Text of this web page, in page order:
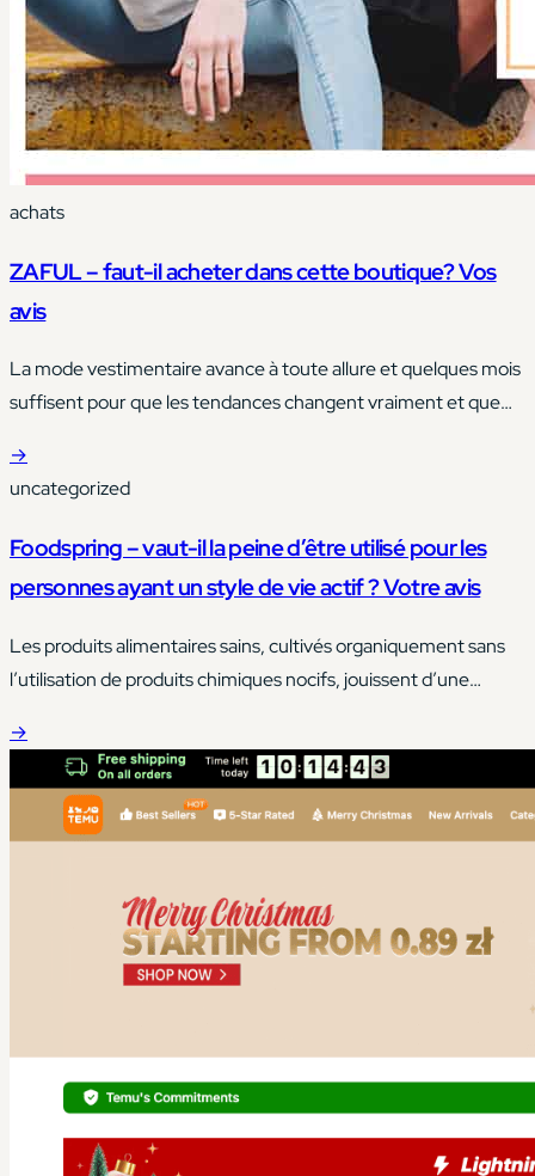
achats
ZAFUL – faut-il acheter dans cette boutique? Vos
avis
La mode vestimentaire avance à toute allure et quelques mois
suffisent pour que les tendances changent vraiment et que
→
uncategorized
Foodspring – vaut-il la peine d’être utilisé pour les
personnes ayant un style de vie actif ? Votre avis
Les produits alimentaires sains, cultivés organiquement sans
l’utilisation de produits chimiques nocifs, jouissent d’une
nourriture soit assez facile aujourd’hui, son prix peut souvent
vous effrayer, et vous avez souvent du mal à faire
correspondre les produits alimentaires à vos propres besoins.
→